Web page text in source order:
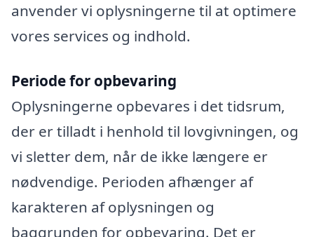
anvender vi oplysningerne til at optimere
vores services og indhold.
Periode for opbevaring
Oplysningerne opbevares i det tidsrum,
der er tilladt i henhold til lovgivningen, og
vi sletter dem, når de ikke længere er
nødvendige. Perioden afhænger af
karakteren af oplysningen og
baggrunden for opbevaring. Det er